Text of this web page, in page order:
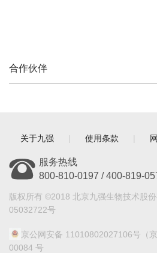
合作伙伴
关于九强 | 使用条款 |
服务热线
800-810-0197 / 400-819-
版权所有 ©2018 北京九强生物技术股
05032722号
京公网安备 11010802027106号 （
00084 号